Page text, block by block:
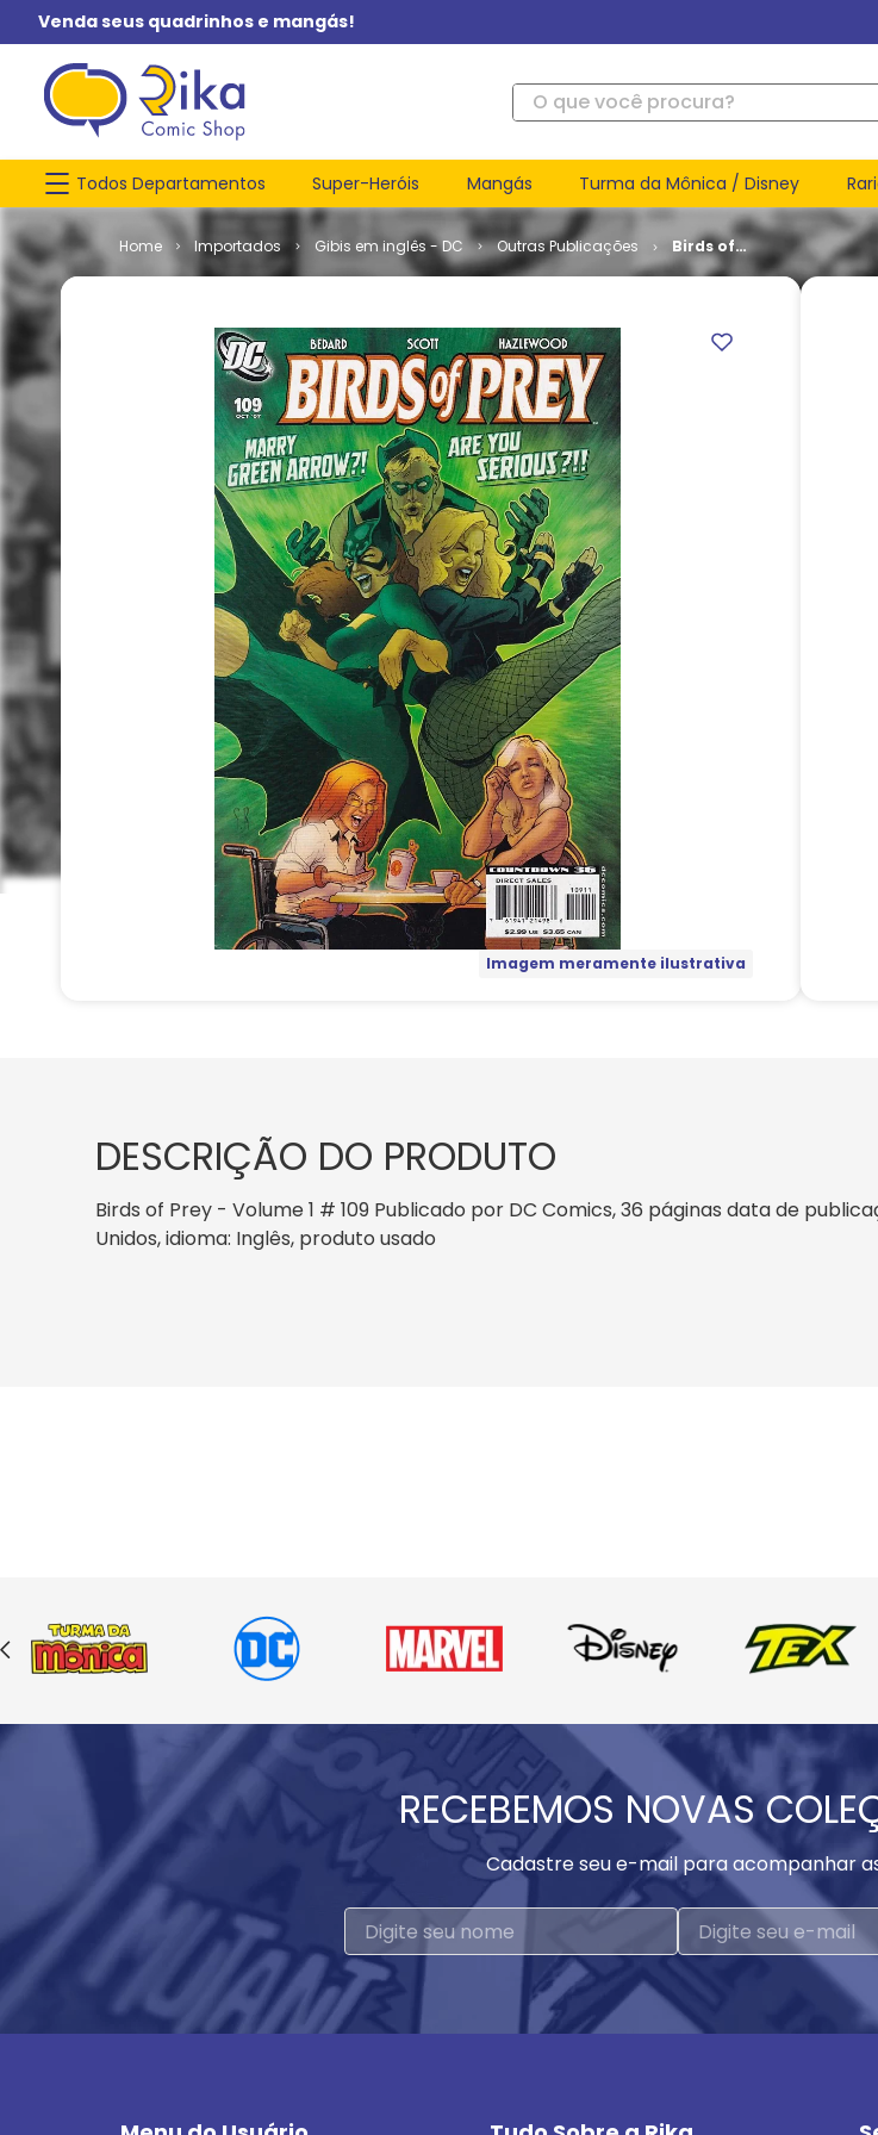
Venda seus quadrinhos e mangás!
O que você procura?
Todos Departamentos Super-Heróis Mangás Turma da Mônica / Disney
Importados Gibis em inglês - DC Outras Publicações
Birds of
Prey -
Imagem meramente ilustrativa
DESCRIÇÃO DO PRODUTO
Birds of Prey - Volume 1 # 109 Publicado por DC Comics, 36 páginas data de
Unidos, idioma: Inglês, produto usado
RECEBEMOS NOVAS
Cadastre seu e-mail para acompanhar